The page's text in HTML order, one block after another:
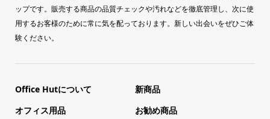
ップです。販売する商品の品質チェックや汚れなどを徹底管理し、次に使
用するお客様のために常に気を配っております。新しい出会いをぜひご体
験ください。
Office Hutについて
オフィス用品
新商品
お勧め商品